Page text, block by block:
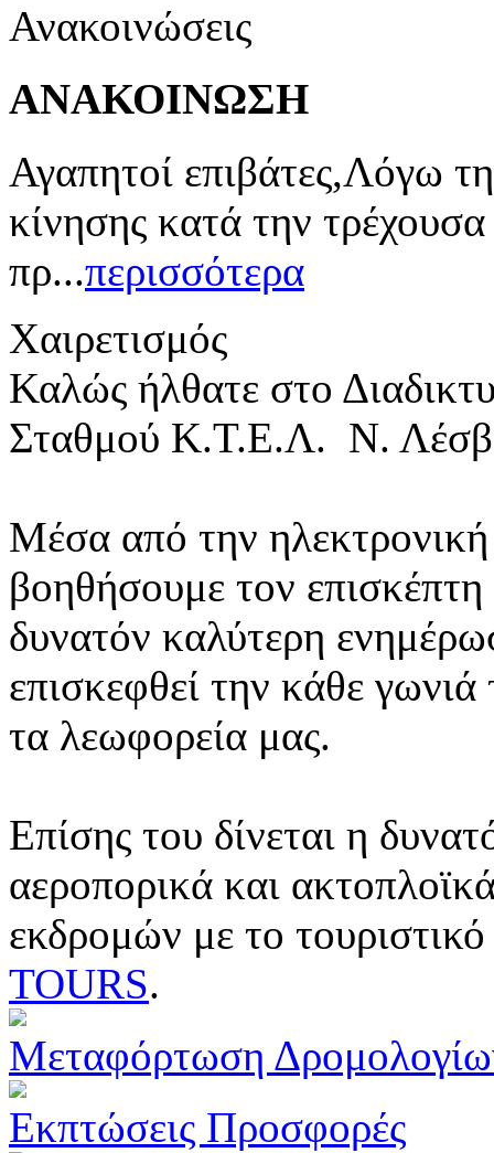
Ανακοινώσεις
ΑΝΑΚΟΙΝΩΣΗ
Αγαπητοί επιβάτες,Λόγω
κίνησης κατά την
πρ...περισσότερα
Χαιρετισμός
Καλώς ήλθατε στο
Σταθμού Κ.Τ.Ε.Λ. Ν.
Μέσα από την ηλεκτρονική
βοηθήσουμε τον
δυνατόν καλύτερη
επισκεφθεί την κάθε
τα λεωφορεία μας.
Επίσης του δίνεται η
αεροπορικά και
εκδρομών με το
TOURS.
Μεταφόρτωση
Εκπτώσεις Προσφορές